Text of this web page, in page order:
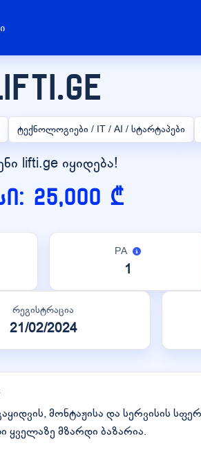
ტექნოლოგიები / IT / AI / სტარტაპები
lifti.ge იყიდება!
25,000 ₾
PA
1
რეგისტრაცია
21/02/2024
მონტაჟისა და სერვისის
ყველაზე მზარდი ბაზარია.